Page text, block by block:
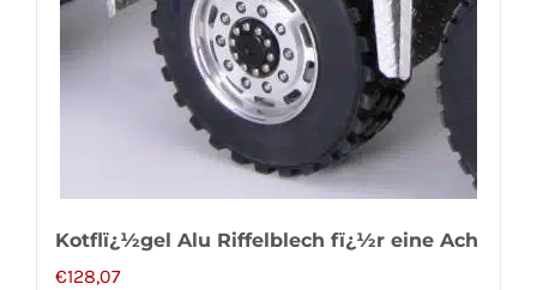
Kotflï¿½gel Alu Riffelblech fï¿½r eine Ach
€128,07